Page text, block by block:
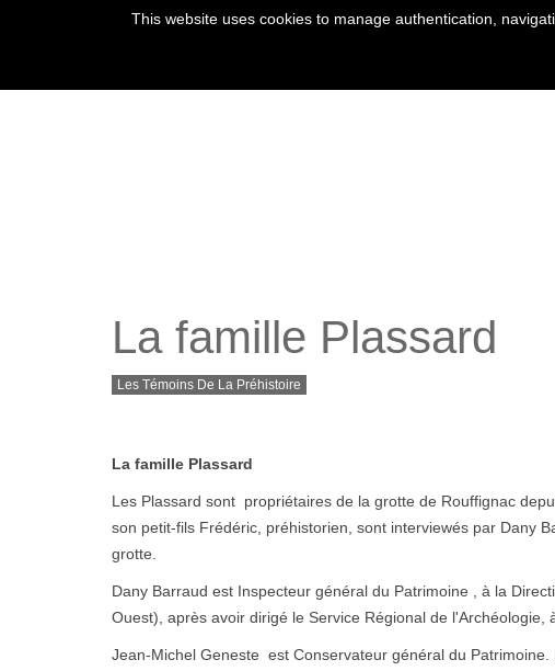
La famille Plassard
Les Témoins De La Préhistoire
La famille Plassard
Les Plassard sont propriétaires de la grotte de Rouffignac
son petit-fils Frédéric, préhistorien, sont interviewés par Dany
grotte.
Dany Barraud est Inspecteur général du Patrimoine , à la
Ouest), après avoir dirigé le Service Régional de l'Archéologie,
Jean-Michel Geneste est Conservateur général du
This website uses cookies to manage authentication,